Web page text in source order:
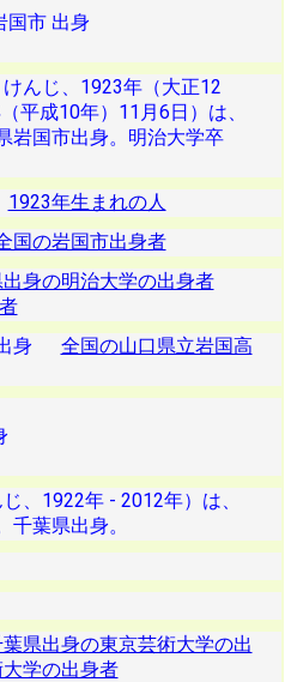
市 出身
んじ、1923年（大正12
平成10年）11月6日）は、
岩国市出身。明治大学卒
1923年生まれの人
国の岩国市出身者
身の明治大学の出身者
出身 全国の山口県立岩国高
、1922年 - 2012年）は、
千葉県出身。
県出身の東京芸術大学の出
学の出身者